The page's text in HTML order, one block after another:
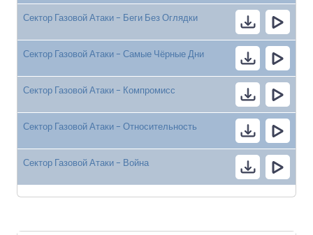
Сектор Газовой Атаки - Беги Без Оглядки
Сектор Газовой Атаки - Самые Чёрные Дни
Сектор Газовой Атаки - Компромисс
Сектор Газовой Атаки - Относительность
Сектор Газовой Атаки - Война